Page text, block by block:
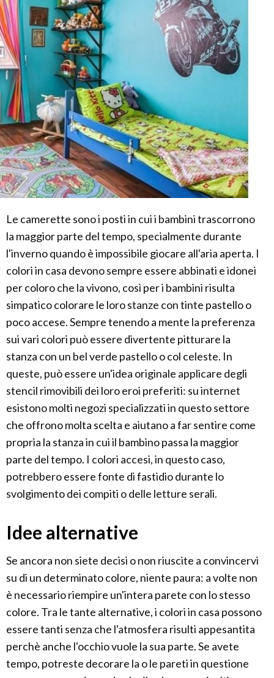
Le camerette sono i posti in cui i bambini trascorrono
la maggior parte del tempo, specialmente durante
l'inverno quando è impossibile giocare all'aria aperta. I
colori in casa devono sempre essere abbinati e idonei
per coloro che la vivono, così per i bambini risulta
simpatico colorare le loro stanze con tinte pastello o
poco accese. Sempre tenendo a mente la preferenza
sui vari colori può essere divertente pitturare la
stanza con un bel verde pastello o col celeste. In
queste, può essere un'idea originale applicare degli
stencil rimovibili dei loro eroi preferiti: su internet
esistono molti negozi specializzati in questo settore
che offrono molta scelta e aiutano a far sentire come
propria la stanza in cui il bambino passa la maggior
parte del tempo. I colori accesi, in questo caso,
potrebbero essere fonte di fastidio durante lo
svolgimento dei compiti o delle letture serali.
Idee alternative
Se ancora non siete decisi o non riuscite a convincervi
su di un determinato colore, niente paura: a volte non
è necessario riempire un'intera parete con lo stesso
colore. Tra le tante alternative, i colori in casa possono
essere tanti senza che l'atmosfera risulti appesantita
perchè anche l'occhio vuole la sua parte. Se avete
tempo, potreste decorare la o le pareti in questione